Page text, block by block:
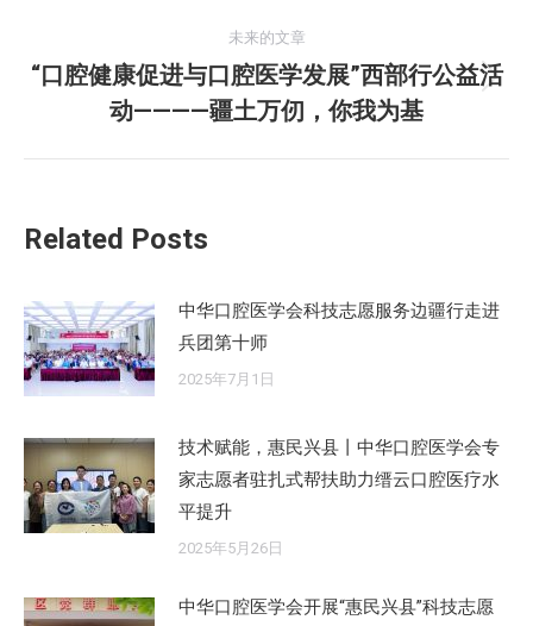
航
的
文
章：
未来的文章
未
来
的
“口腔健康促进与口腔医学发展”西部行公益活
动————疆土万仞，你我为基
Related Posts
中华口腔医学会科技志愿服务边疆行走进
兵团第十师
2025年7月1日
技术赋能，惠民兴县丨中华口腔医学会专
家志愿者驻扎式帮扶助力缙云口腔医疗水
平提升
2025年5月26日
中华口腔医学会开展“惠民兴县”科技志愿